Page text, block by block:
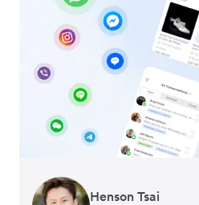
Henson Tsai
Tomy Wu